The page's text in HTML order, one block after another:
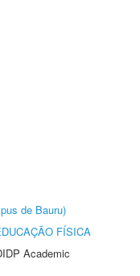
de Bauru)
FÍSICA
Academic